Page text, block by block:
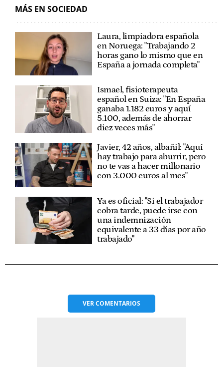
MÁS EN SOCIEDAD
Laura, limpiadora española
en Noruega: "Trabajando 2
horas gano lo mismo que en
España a jornada completa"
Ismael, fisioterapeuta
español en Suiza: "En España
ganaba 1.182 euros y aquí
5.100, además de ahorrar
diez veces más"
Javier, 42 años, albañil: "Aquí
hay trabajo para aburrir, pero
no te vas a hacer millonario
con 3.000 euros al mes"
Ya es oficial: "Si el trabajador
cobra tarde, puede irse con
una indemnización
equivalente a 33 días por año
trabajado"
VERCOMENTARIOS